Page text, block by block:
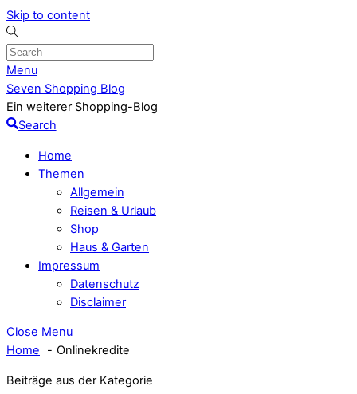
Skip to content
Menu
Seven Shopping Blog
Ein weiterer Shopping-Blog
Search
Home
Themen
Allgemein
Reisen & Urlaub
Shop
Haus & Garten
Impressum
Datenschutz
Disclaimer
Close Menu
Home
Onlinekredite
Beiträge aus der Kategorie